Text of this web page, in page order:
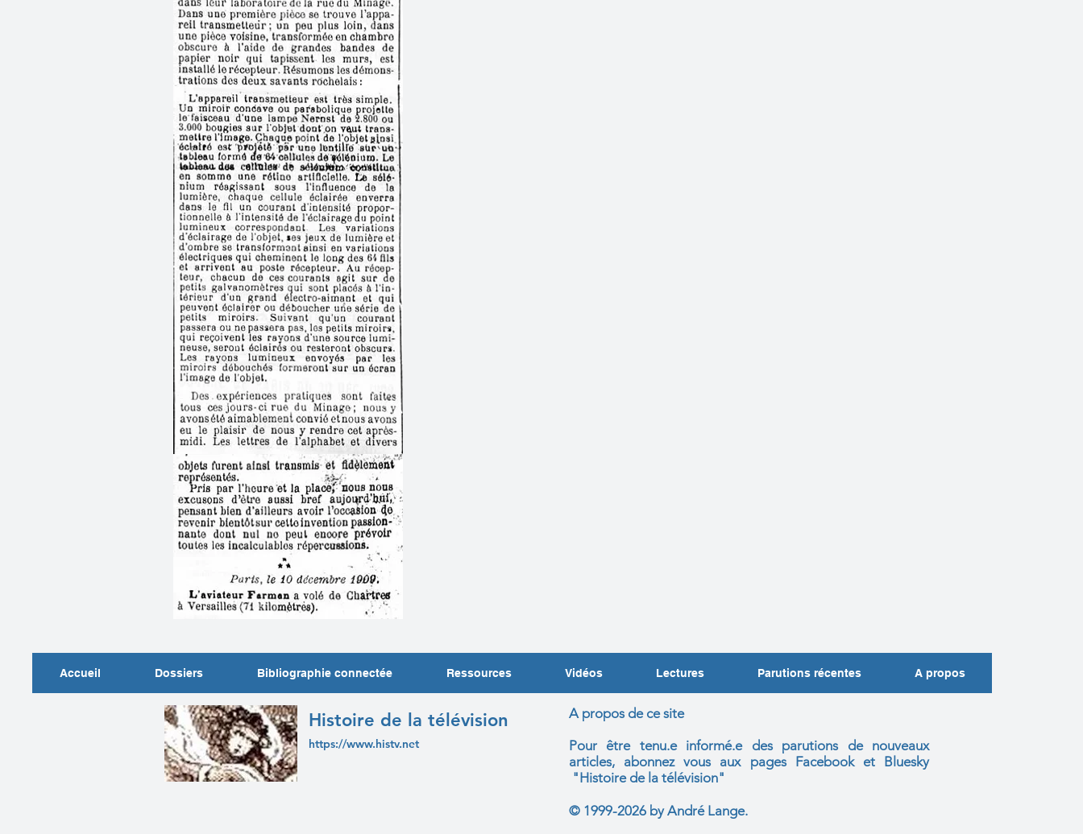
Accueil Dossiers Bibliographie connectée Ressources Vidéos Lectures Parutions récentes A propos
Histoire de la télévision
https://www.histv.net
A propos de ce site
Pour être tenu.e informé.e des parutions de nouveaux
articles, abonnez vous aux pages Facebook et Bluesky
"Histoire de la télévision"
© 1999-2026 by André Lange.